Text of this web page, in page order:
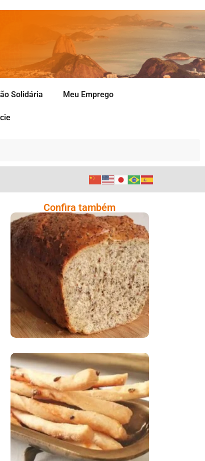
Solidária Meu Emprego
Confira também
Comer Bem: Pão Low
Carb
Comer Bem:
Palitinhos De Cebola
E Salsa